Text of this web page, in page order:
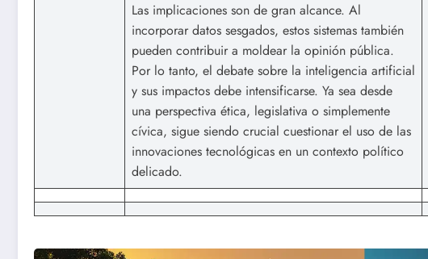
Las implicaciones son de gran alcance. Al
incorporar datos sesgados, estos sistemas también
pueden contribuir a moldear la opinión pública.
Por lo tanto, el debate sobre la inteligencia artificial
y sus impactos debe intensificarse. Ya sea desde
una perspectiva ética, legislativa o simplemente
cívica, sigue siendo crucial cuestionar el uso de las
innovaciones tecnológicas en un contexto político
delicado.